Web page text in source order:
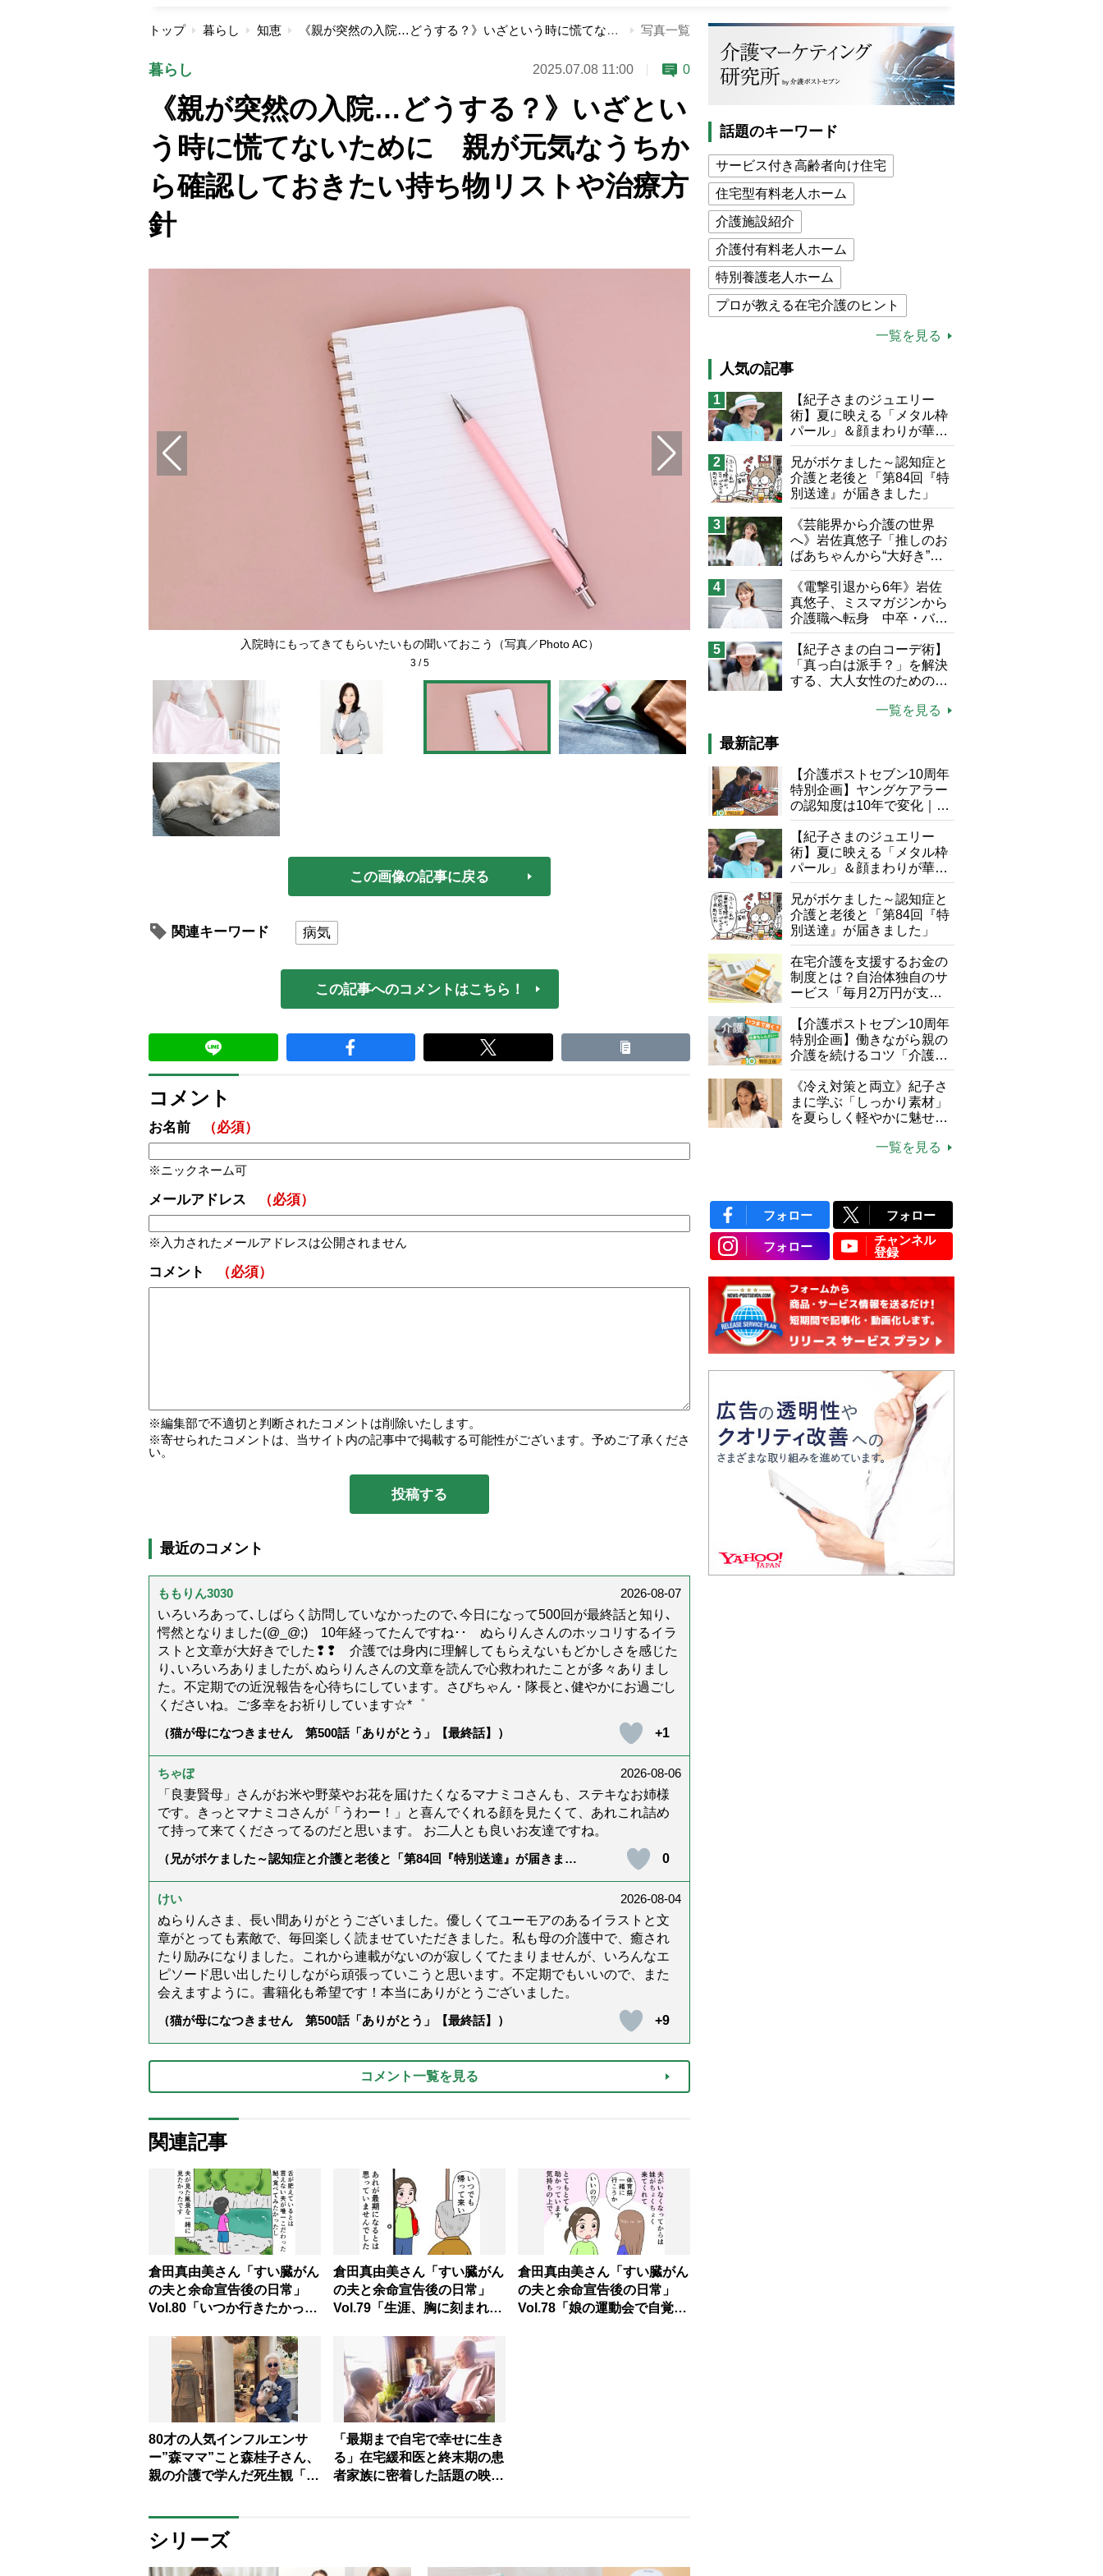
トップ 暮らし 知恵 《親が突然の入院…どうする？》いざという時に慌てないために 親が元気なうちから確認しておきたい持ち物リストや治療方針 写真一覧
暮らし 2025.07.08 11:00 0
《親が突然の入院…どうする？》いざとい
う時に慌てないために 親が元気なうちか
ら確認しておきたい持ち物リストや治療方
針
入院時にもってきてもらいたいもの聞いておこう（写真／Photo AC） 持ち込みできないものも確認を（写真／Photo AC）
3/5
この画像の記事に戻る
関連キーワード 病気
この記事へのコメントはこちら！
コメント
お名前 （必須）
ニックネーム可
メールアドレス （必須）
入力されたメールアドレスは公開されません
コメント （必須）
編集部で不適切と判断されたコメントは削除いたします。
寄せられたコメントは、当サイト内の記事中で掲載する可能性がございます。予めご了承くださ
い。
最近のコメント
ももりん3030
2026-08-07
いろいろあって､しばらく訪問していなかったので､今日になって500回が最終話と知り､
愕然となりました(@_@;) 10年経ってたんですね･･ ぬらりんさんのホッコリするイラ
ストと文章が大好きでした❢❢ 介護では身内に理解してもらえないもどかしさを感じた
り､いろいろありましたが､ぬらりんさんの文章を読んで心救われたことが多々ありまし
た。不定期での近況報告を心待ちにしています。さびちゃん・隊長と､健やかにお過ごし
くださいね。ご多幸をお祈りしています☆*゜
（猫が母になつきません 第500話「ありがとう」【最終話】）
+1
ちゃぼ
2026-08-06
「良妻賢母」さんがお米や野菜やお花を届けたくなるマナミコさんも、ステキなお姉様
です。きっとマナミコさんが「うわー！」と喜んでくれる顔を見たくて、あれこれ詰め
て持って来てくださってるのだと思います。 お二人とも良いお友達ですね。
（兄がボケました～認知症と介護と老後と「第84回『特別送達』が届きまし
0
けい
2026-08-04
ぬらりんさま、長い間ありがとうございました。優しくてユーモアのあるイラストと文
章がとっても素敵で、毎回楽しく読ませていただきました。私も母の介護中で、癒され
たり励みになりました。これから連載がないのが寂しくてたまりませんが、いろんなエ
ピソード思い出したりしながら頑張っていこうと思います。不定期でもいいので、また
会えますように。書籍化も希望です！本当にありがとうございました。
（猫が母になつきません 第500話「ありがとう」【最終話】）
+9
コメント一覧を見る
関連記事
倉田真由美さん「すい臓がん
の夫と余命宣告後の日常」
Vol.80「いつか行きたかった
倉田真由美さん「すい臓がん
の夫と余命宣告後の日常」
Vol.79「生涯、胸に刻まれる
倉田真由美さん「すい臓がん
の夫と余命宣告後の日常」
Vol.78「娘の運動会で自覚し
80才の人気インフルエンサ
ー”森ママ”こと森桂子さん、
親の介護で学んだ死生観「人
「最期まで自宅で幸せに生き
る」在宅緩和医と終末期の患
者家族に密着した話題の映
シリーズ
話題のキーワード
サービス付き高齢者向け住宅
住宅型有料老人ホーム
介護施設紹介
介護付有料老人ホーム
特別養護老人ホーム
プロが教える在宅介護のヒント
介護食
高木ブー
ケアマネジャー
猫が母になつきません
息子の遠距離介護サバイバル術
兄がボケました
便利なサービス
予防法
一覧を見る
人気の記事
1
【紀子さまのジュエリー
術】夏に映える「メタル枠
パール」＆顔まわりが華や
ぐ「揺れる一粒」の使い分
け方
2
兄がボケました～認知症と
介護と老後と「第84回『特
別送達』が届きました」
3
《芸能界から介護の世界
へ》岩佐真悠子「推しのお
ばあちゃんから“大好き”を
もらえる」理不尽さも吹き
飛ぶ“やりがい”、介護の現
場は「愛おしい」
4
《電撃引退から6年》岩佐
真悠子、ミスマガジンから
介護職へ転身 中卒・バイ
ト経験ゼロの彼女が見つけ
た“居場所”「社会の役に立
ちながら自分らしくいられ
る」
5
【紀子さまの白コーデ術】
「真っ白は派手？」を解決
する、大人女性のための上
一覧を見る
最新記事
【介護ポストセブン10周年
特別企画】ヤングケアラー
の認知度は10年で変化｜流
行語大賞にノミネート、法
律にも明記されたが果たし
て現在は？
【紀子さまのジュエリー
術】夏に映える「メタル枠
パール」＆顔まわりが華や
ぐ「揺れる一粒」の使い分
け方
兄がボケました～認知症と
介護と老後と「第84回『特
別送達』が届きました」
在宅介護を支援するお金の
制度とは？自治体独自のサ
ービス「毎月2万円が支給
される」ケースも【FP解
説】
【介護ポストセブン10周年
特別企画】働きながら親の
介護を続けるコツ「介護は
10年以上続くことも…3つ
のフェーズに分けて考えて
みよう」【社会福祉士解
説】
《冷え対策と両立》紀子さ
まに学ぶ「しっかり素材」
を夏らしく軽やかに魅せる
一覧を見る
フォロー フォロー
フォロー
チャンネル
登録